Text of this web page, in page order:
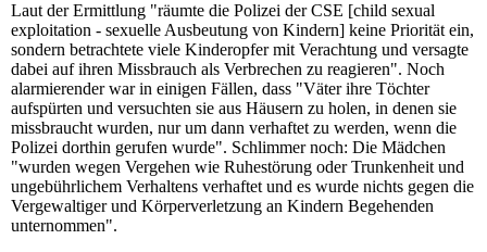
Laut der Ermittlung "räumte die Polizei der CSE [child sexual
exploitation - sexuelle Ausbeutung von Kindern] keine Priorität ein,
sondern betrachtete viele Kinderopfer mit Verachtung und versagte
dabei auf ihren Missbrauch als Verbrechen zu reagieren". Noch
alarmierender war in einigen Fällen, dass "Väter ihre Töchter
aufspürten und versuchten sie aus Häusern zu holen, in denen sie
missbraucht wurden, nur um dann verhaftet zu werden, wenn die
Polizei dorthin gerufen wurde". Schlimmer noch: Die Mädchen
"wurden wegen Vergehen wie Ruhestörung oder Trunkenheit und
ungebührlichem Verhaltens verhaftet und es wurde nichts gegen die
Vergewaltiger und Körperverletzung an Kindern Begehenden
unternommen".